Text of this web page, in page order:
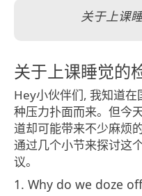
关于上课
关于上课睡觉的
Hey小伙伴们, 我知道
种压力扑面而来。但今
道却可能带来不少麻
通过几个小节来探讨这
议。
1. Why do we doze